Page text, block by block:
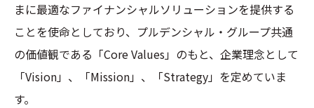
まに最適なファイナンシャルソリューションを提供する
ことを使命としており、プルデンシャル・グループ共通
の価値観である「Core Values」のもと、企業理念として
「Vision」、「Mission」、「Strategy」を定めていま
す。